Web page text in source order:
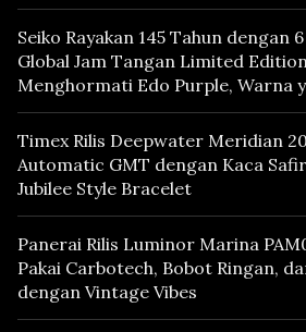
Seiko Rayakan 145 Tahun dengan
Global Jam Tangan Limited
Menghormati Edo Purple, Warna
Mencerminkan Warisan Tokyo
Timex Rilis Deepwater Meridian
Automatic GMT dengan Kaca
Jubilee Style Bracelet
Panerai Rilis Luminor Marina
Pakai Carbotech, Bobot Ringan,
dengan Vintage Vibes